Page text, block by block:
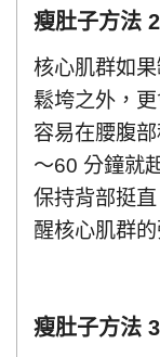
瘦肚子方法
核心肌群如
鬆垮之外，
容易在腰腹
～60 分鐘就
保持背部挺
醒核心肌群的
瘦肚子方法